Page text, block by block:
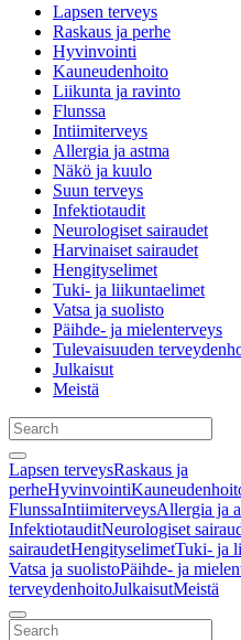
Lapsen terveys
Raskaus ja perhe
Hyvinvointi
Kauneudenhoito
Liikunta ja ravinto
Flunssa
Intiimiterveys
Allergia ja astma
Näkö ja kuulo
Suun terveys
Infektiotaudit
Neurologiset sairaudet
Harvinaiset sairaudet
Hengityselimet
Tuki- ja liikuntaelimet
Vatsa ja suolisto
Päihde- ja mielenterveys
Tulevaisuuden
Julkaisut
Meistä
Lapsen terveysRaskaus ja
perheHyvinvointi
FlunssaIntiimiterveysAllergia ja
InfektiotauditNeurologiset
sairaudetHengityselimetTuki- ja
Vatsa ja suolistoPäihde- ja
terveydenhoitoJulkaisutMeistä